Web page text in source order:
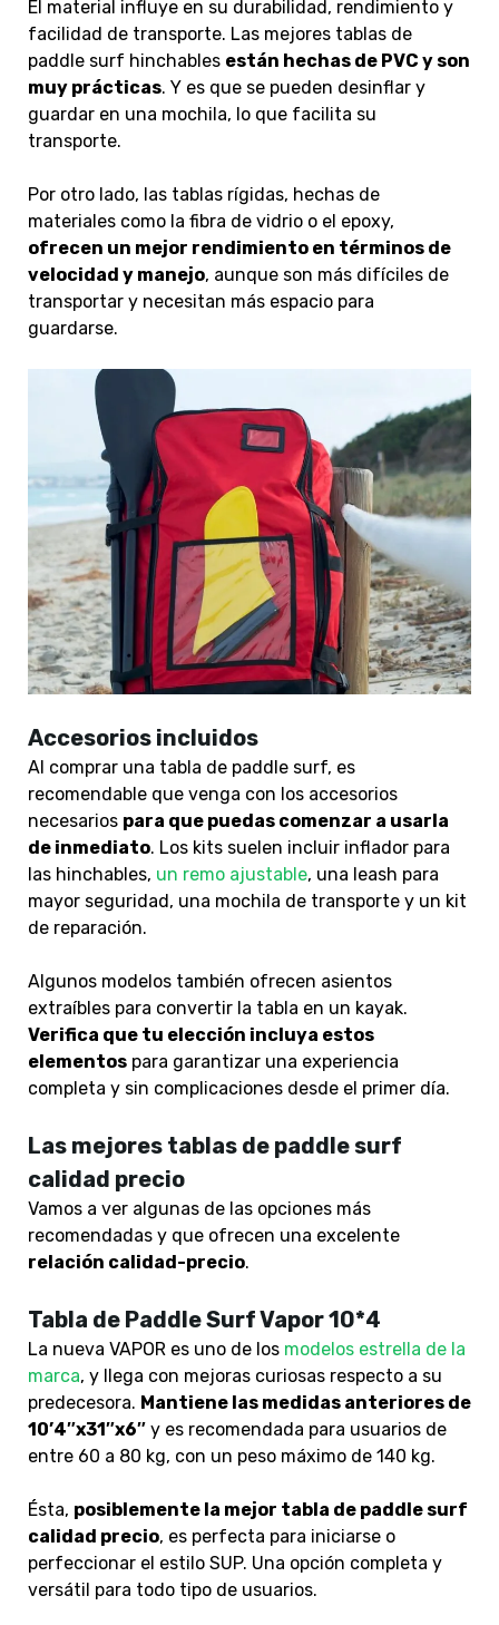
El material influye en su durabilidad, rendimiento y
facilidad de transporte. Las mejores tablas de
paddle surf hinchables están hechas de PVC y son
muy prácticas. Y es que se pueden desinflar y
guardar en una mochila, lo que facilita su
transporte.
Por otro lado, las tablas rígidas, hechas de
materiales como la fibra de vidrio o el epoxy,
ofrecen un mejor rendimiento en términos de
velocidad y manejo, aunque son más difíciles de
transportar y necesitan más espacio para
guardarse.
Accesorios incluidos
Al comprar una tabla de paddle surf, es
recomendable que venga con los accesorios
necesarios para que puedas comenzar a usarla
de inmediato. Los kits suelen incluir inflador para
las hinchables, un remo ajustable, una leash para
mayor seguridad, una mochila de transporte y un kit
de reparación.
Algunos modelos también ofrecen asientos
extraíbles para convertir la tabla en un kayak.
Verifica que tu elección incluya estos
elementos para garantizar una experiencia
completa y sin complicaciones desde el primer día.
Las mejores tablas de paddle surf
calidad precio
Vamos a ver algunas de las opciones más
recomendadas y que ofrecen una excelente
relación calidad-precio.
Tabla de Paddle Surf Vapor 10*4
La nueva VAPOR es uno de los modelos estrella de la
marca, y llega con mejoras curiosas respecto a su
predecesora. Mantiene las medidas anteriores de
10’4″x31″x6″ y es recomendada para usuarios de
entre 60 a 80 kg, con un peso máximo de 140 kg.
Ésta, posiblemente la mejor tabla de paddle surf
calidad precio, es perfecta para iniciarse o
perfeccionar el estilo SUP. Una opción completa y
versátil para todo tipo de usuarios.